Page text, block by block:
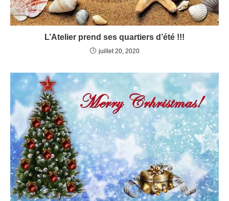
L’Atelier prend ses quartiers d’été !!!
juillet 20, 2020